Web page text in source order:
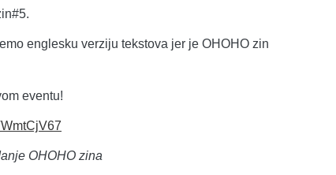
englesku verziju tekstova jer je OHOHO zin
eventu!
OHOHO zina